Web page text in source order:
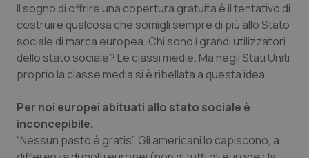
Il sogno di offrire una copertura gratuita è il tentativo di
costruire qualcosa che somigli sempre di più allo Stato
sociale di marca europea. Chi sono i grandi utilizzatori
dello stato sociale? Le classi medie. Ma negli Stati Uniti
proprio la classe media si è ribellata a questa idea.
Per noi europei abituati allo stato sociale è
inconcepibile.
“Nessun pasto è gratis”. Gli americani lo capiscono, a